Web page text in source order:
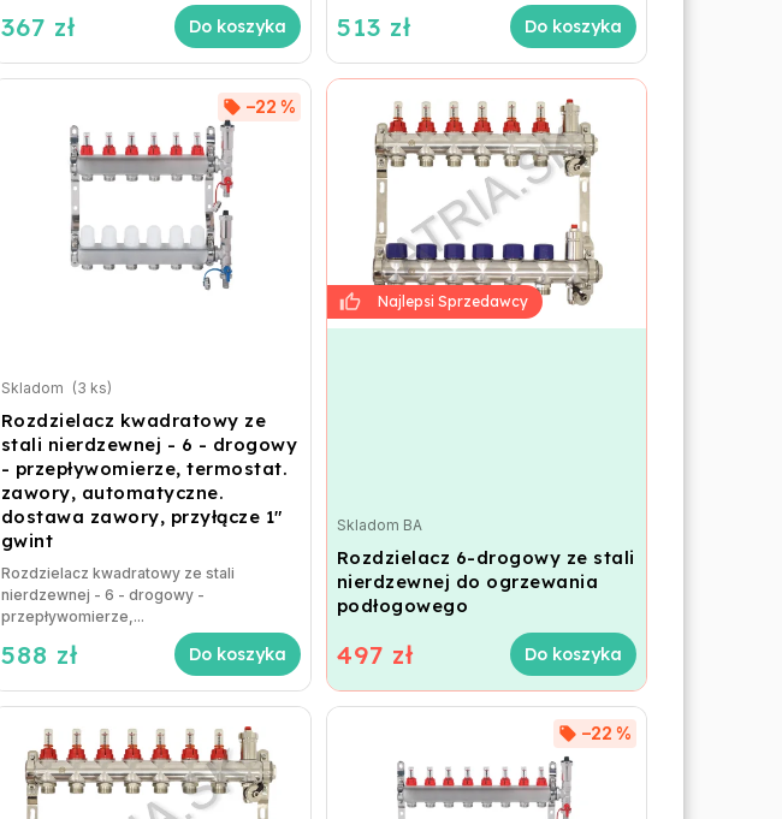
367 zł Do koszyka 513 zł Do koszyka
Rozdzielacz kwadratowy ze
stali nierdzewnej - 6 - drogowy
- przepływomierze, termostat.
zawory, automatyczne.
dostawa zawory, przyłącze 1"
gwint
–22 %
Skladom (3 ks)
588 zł Do koszyka
Rozdzielacz kwadratowy ze stali
nierdzewnej - 6 - drogowy -
przepływomierze,...
Rozdzielacz 6-drogowy ze stali
nierdzewnej do ogrzewania
podłogowego
Skladom BA
497 zł Do koszyka
–22 %